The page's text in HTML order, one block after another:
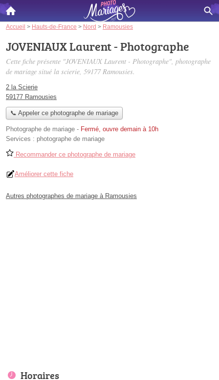
Accueil > Hauts-de-France > Nord > Ramousies
JOVENIAUX Laurent - Photographe
Cette fiche présente "JOVENIAUX Laurent - Photographe", photographe
de mariage situé la scierie, 59177 Ramousies.
2 la Scierie
59177 Ramousies
📞 Appeler ce photographe de mariage
Photographe de mariage - Fermé, ouvre demain à 10h
Services : photographe de mariage
Recommander ce photographe de mariage
Améliorer cette fiche
Autres photographes de mariage à Ramousies
Horaires